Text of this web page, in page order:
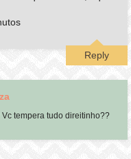
Reply
tempera tudo direitinho??